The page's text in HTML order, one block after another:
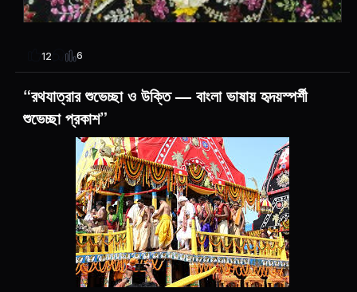
12 6
“রথযাত্রার শুভেচ্ছা ও উক্তি — বাংলা ভাষায় হৃদয়স্পর্শী
শুভেচ্ছা প্রকাশ”